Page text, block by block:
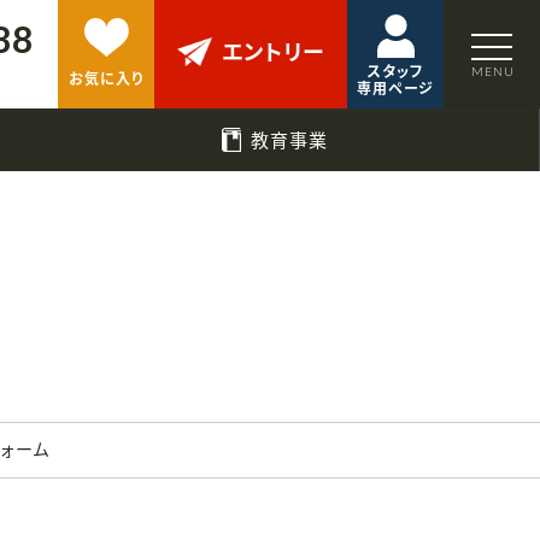
お気に入り
エントリー
スタッフ
専用ページ
教育事業
ーム